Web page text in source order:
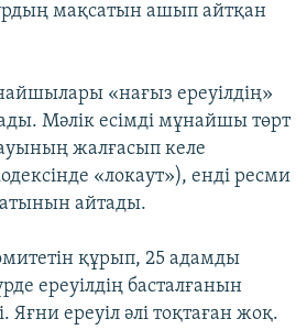
мақсатын ашып айтқан
«нағыз ереуілдің»
Мәлік есімді мұнайшы төрт
жалғасып келе
«локаут»), енді ресми
айтады.
құрып, 25 адамды
ереуілдің басталғанын
Яғни ереуіл әлі тоқтаған жоқ.